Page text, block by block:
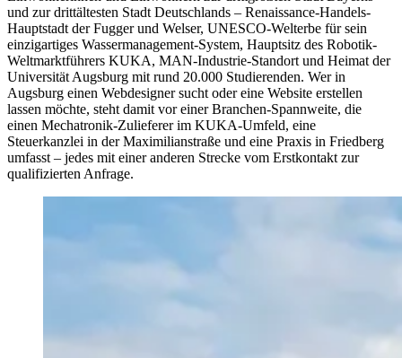
und zur drittältesten Stadt Deutschlands – Renaissance-Handels-
Hauptstadt der Fugger und Welser, UNESCO-Welterbe für sein
einzigartiges Wassermanagement-System, Hauptsitz des Robotik-
Weltmarktführers KUKA, MAN-Industrie-Standort und Heimat der
Universität Augsburg mit rund 20.000 Studierenden. Wer in
Augsburg einen Webdesigner sucht oder eine Website erstellen
lassen möchte, steht damit vor einer Branchen-Spannweite, die
einen Mechatronik-Zulieferer im KUKA-Umfeld, eine
Steuerkanzlei in der Maximilianstraße und eine Praxis in Friedberg
umfasst – jedes mit einer anderen Strecke vom Erstkontakt zur
qualifizierten Anfrage.